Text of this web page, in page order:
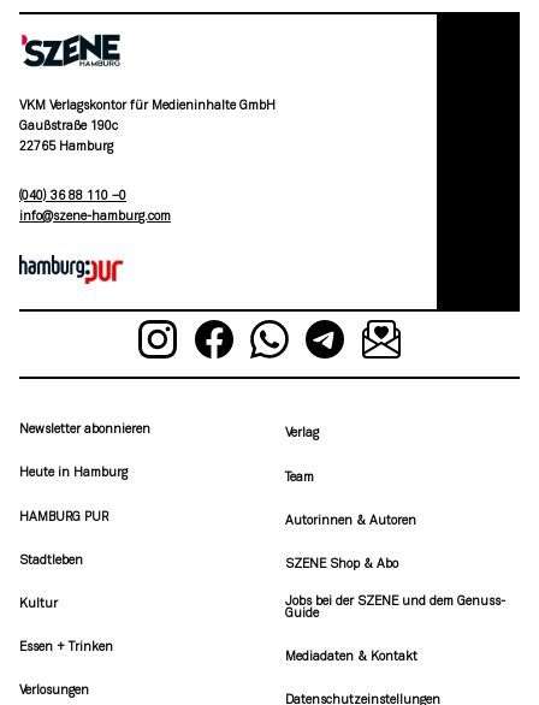
VKM Verlagskontor für Medieninhalte GmbH
Gaußstraße 190c
22765 Hamburg
(040) 36 88 110 –0
moc.grubmah-enezs@ofni
Newsletter abonnieren
Heute in Hamburg
HAMBURG PUR
Stadtleben
Kultur
Essen + Trinken
Verlosungen
Verlag
Team
Autorinnen & Autoren
SZENE Shop & Abo
Jobs bei der SZENE und dem Genuss-
Guide
Mediadaten & Kontakt
Datenschutzeinstellungen